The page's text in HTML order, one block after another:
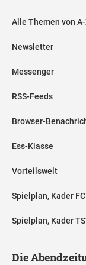
Alle Themen von
Newsletter
Messenger
RSS-Feeds
Browser-
Ess-Klasse
Vorteilswelt
Spielplan, Kader
Spielplan, Kader
Die